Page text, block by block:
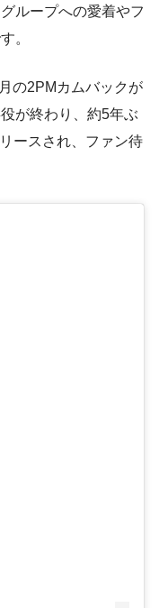
ループへの愛着やフ
。
の2PMカムバックが
が終わり、約5年ぶ
ースされ、ファン待